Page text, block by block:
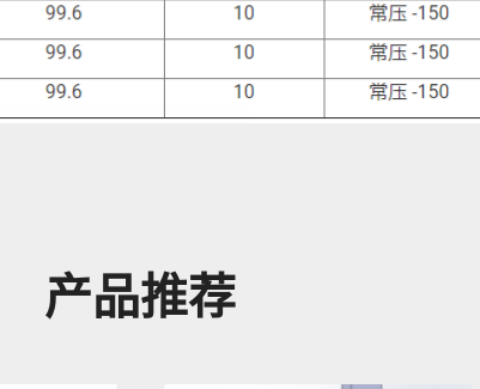
产品推荐